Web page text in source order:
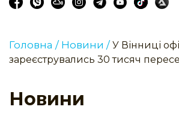
Головна / Новини / У Вінниці
зареєструвались 30 тисяч
Новини